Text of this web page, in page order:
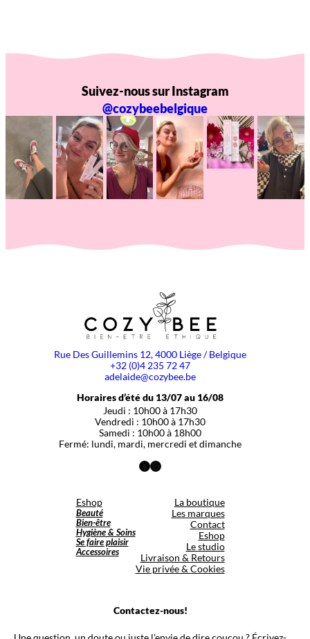
Suivez-nous sur Instagram
@cozybeebelgique
Rue Des Guillemins 12, 4000 Liège / Belgique
+32 (0)4 235 72 47
adelaide@cozybee.be
Horaires d’été du 13/07 au 16/08
Jeudi : 10h00 à 17h30
Vendredi : 10h00 à 17h30
Samedi : 10h00 à 18h00
Fermé: lundi, mardi, mercredi et dimanche
Facebook
Instagram
Eshop
Beauté
Bien-être
Hygiène & Soins
Se faire plaisir
Accessoires
La boutique
Les marques
Contact
Eshop
Le studio
Livraison & Retours
Vie privée & Cookies
Contactez-nous!